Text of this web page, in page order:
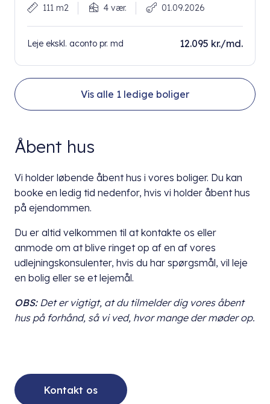
111 m2 4 vær. 01.09.2026
Leje ekskl. aconto pr. md 12.095 kr./md.
Vis alle 1 ledige boliger
Åbent hus
Vi holder løbende åbent hus i vores boliger. Du kan
booke en ledig tid nedenfor, hvis vi holder åbent hus
på ejendommen.
Du er altid velkommen til at kontakte os eller
anmode om at blive ringet op af en af vores
udlejningskonsulenter, hvis du har spørgsmål, vil leje
en bolig eller se et lejemål.
OBS: Det er vigtigt, at dutilmelder dig vores åbent
hus på forhånd, så vi ved, hvor mange der møder op.
Kontakt os